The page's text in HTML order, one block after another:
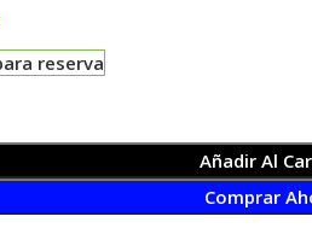
reserva
Añadir Al
Comprar